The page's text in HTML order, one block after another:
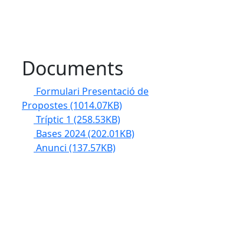
Documents
Formulari Presentació de
Propostes (1014.07KB)
Tríptic 1 (258.53KB)
Bases 2024(202.01KB)
Anunci (137.57KB)